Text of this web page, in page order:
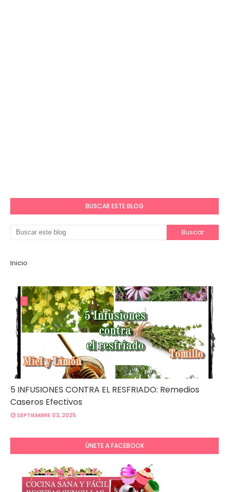
BUSCAR ESTE BLOG
Inicio
5 INFUSIONES CONTRA EL RESFRIADO: Remedios
Caseros Efectivos
SEPTIEMBRE 03, 2025
ÚNETE A FACEBOOK